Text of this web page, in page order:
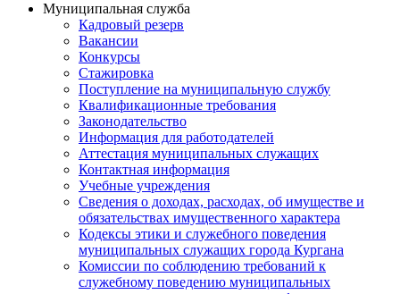
Муниципальная служба
Кадровый резерв
Вакансии
Конкурсы
Стажировка
Поступление на муниципальную службу
Квалификационные требования
Законодательство
Информация для работодателей
Аттестация муниципальных служащих
Контактная информация
Учебные учреждения
Сведения о доходах, расходах, об имуществе и
обязательствах имущественного характера
Кодексы этики и служебного поведения
муниципальных служащих города Кургана
Комиссии по соблюдению требований к
служебному поведению муниципальных